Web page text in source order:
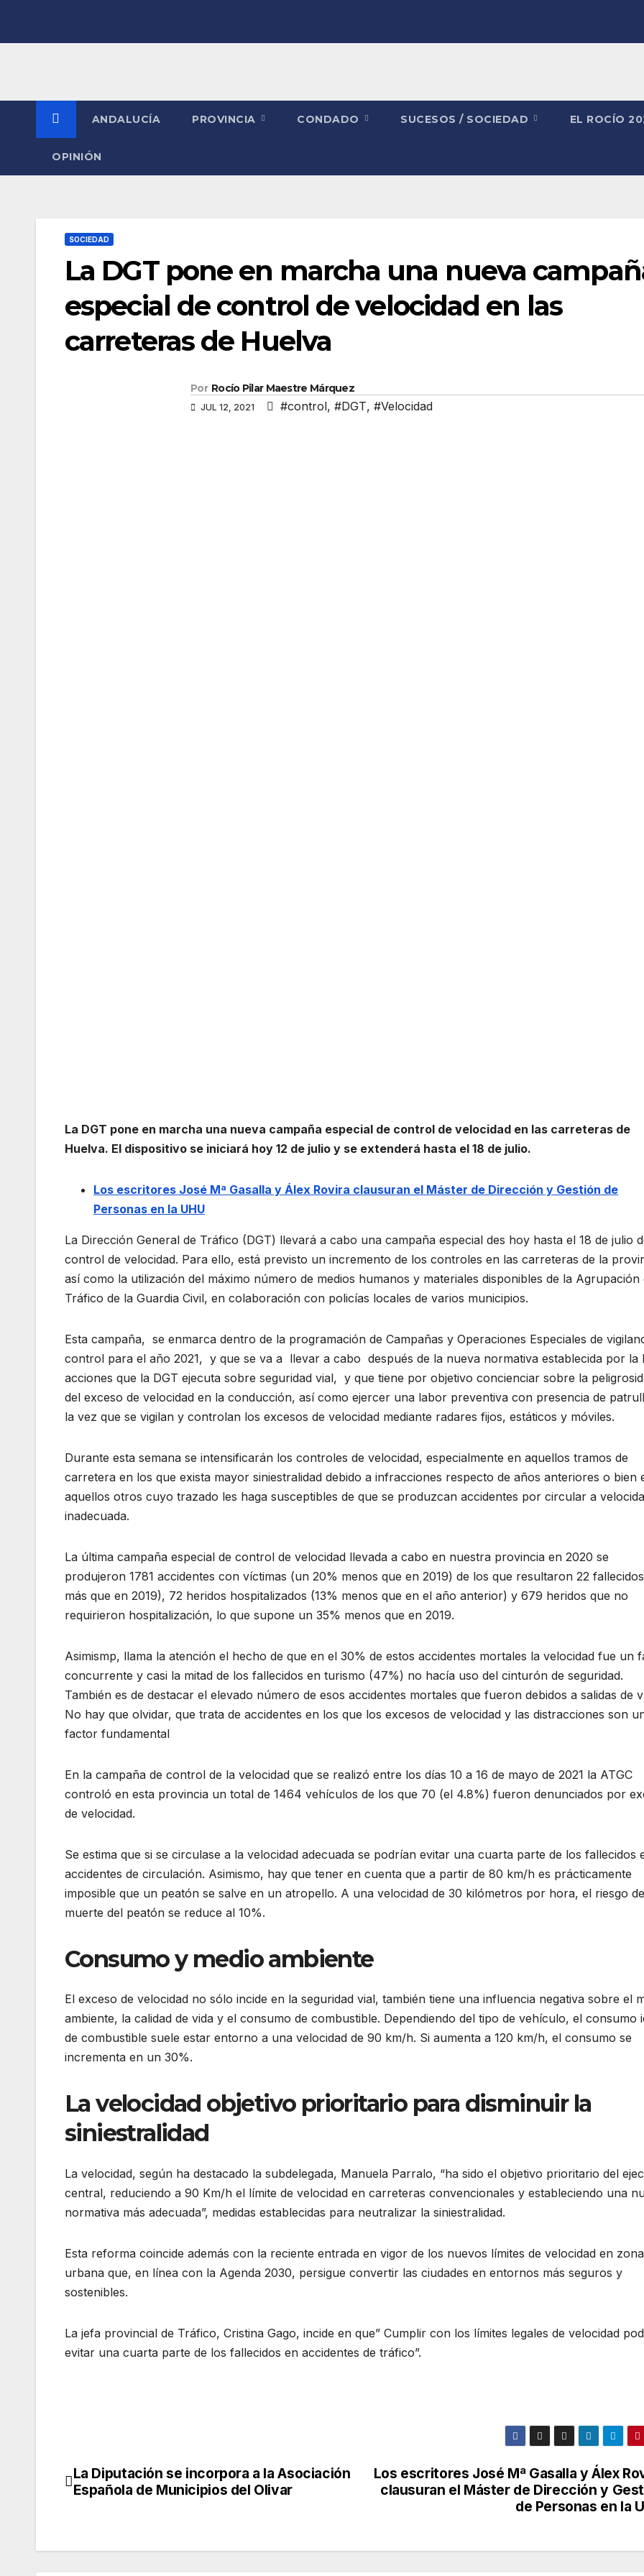
ANDALUCÍA PROVINCIA CONDADO SUCESOS / SOCIEDAD EL ROCÍO
OPINIÓN
SOCIEDAD
La DGT pone en marcha una nueva
especial de control de velocidad en las
carreteras de Huelva
Por Rocío Pilar Maestre Márquez
JUL 12, 2021 #control, #DGT, #Velocidad
La DGT pone en marcha una nueva campaña especial de control de velocidad en las carreteras de
Huelva. El dispositivo se iniciará hoy 12 de julio y se extenderá hasta el 18 de julio.
Los escritores José Mª Gasalla y Álex Rovira clausuran el Máster de Dirección y Gestión de
Personas en la UHU
La Dirección General de Tráfico (DGT) llevará a cabo una campaña especial des hoy hasta el 18 de julio
control de velocidad. Para ello, está previsto un incremento de los controles en las carreteras de la
así como la utilización del máximo número de medios humanos y materiales disponibles de la Agrupación
Tráfico de la Guardia Civil, en colaboración con policías locales de varios municipios.
Esta campaña, se enmarca dentro de la programación de Campañas y Operaciones Especiales de
control para el año 2021, y que se va a llevar a cabo después de la nueva normativa establecida por la
acciones que la DGT ejecuta sobre seguridad vial, y que tiene por objetivo concienciar sobre la
del exceso de velocidad en la conducción, así como ejercer una labor preventiva con presencia de
la vez que se vigilan y controlan los excesos de velocidad mediante radares fijos, estáticos y móviles.
Durante esta semana se intensificarán los controles de velocidad, especialmente en aquellos tramos de
carretera en los que exista mayor siniestralidad debido a infracciones respecto de años anteriores o bien
aquellos otros cuyo trazado les haga susceptibles de que se produzcan accidentes por circular a
inadecuada.
La última campaña especial de control de velocidad llevada a cabo en nuestra provincia en 2020 se
produjeron 1781 accidentes con víctimas (un 20% menos que en 2019) de los que resultaron 22
más que en 2019), 72 heridos hospitalizados (13% menos que en el año anterior) y 679 heridos que no
requirieron hospitalización, lo que supone un 35% menos que en 2019.
Asimismp, llama la atención el hecho de que en el 30% de estos accidentes mortales la velocidad fue un
concurrente y casi la mitad de los fallecidos en turismo (47%) no hacía uso del cinturón de seguridad.
También es de destacar el elevado número de esos accidentes mortales que fueron debidos a salidas de
No hay que olvidar, que trata de accidentes en los que los excesos de velocidad y las distracciones son
factor fundamental
En la campaña de control de la velocidad que se realizó entre los días 10 a 16 de mayo de 2021 la ATGC
controló en esta provincia un total de 1464 vehículos de los que 70 (el 4.8%) fueron denunciados por
de velocidad.
Se estima que si se circulase a la velocidad adecuada se podrían evitar una cuarta parte de los fallecidos
accidentes de circulación. Asimismo, hay que tener en cuenta que a partir de 80 km/h es prácticamente
imposible que un peatón se salve en un atropello. A una velocidad de 30 kilómetros por hora, el riesgo de
muerte del peatón se reduce al 10%.
Consumo y medio ambiente
El exceso de velocidad no sólo incide en la seguridad vial, también tiene una influencia negativa sobre el
ambiente, la calidad de vida y el consumo de combustible. Dependiendo del tipo de vehículo, el consumo
de combustible suele estar entorno a una velocidad de 90 km/h. Si aumenta a 120 km/h, el consumo se
incrementa en un 30%.
La velocidad objetivo prioritario para disminuir la
siniestralidad
La velocidad, según ha destacado la subdelegada, Manuela Parralo, “ha sido el objetivo prioritario del
central, reduciendo a 90 Km/h el límite de velocidad en carreteras convencionales y estableciendo una
normativa más adecuada”, medidas establecidas para neutralizar la siniestralidad.
Esta reforma coincide además con la reciente entrada en vigor de los nuevos límites de velocidad en zona
urbana que, en línea con la Agenda 2030, persigue convertir las ciudades en entornos más seguros y
sostenibles.
La jefa provincial de Tráfico, Cristina Gago, incide en que” Cumplir con los límites legales de velocidad
evitar una cuarta parte de los fallecidos en accidentes de tráfico”.
Navegación
Los escritores José Mª Gasalla y Álex
clausuran el Máster de Dirección y
de Personas en la
La Diputación se incorpora a la Asociación
Española de Municipios del Olivar